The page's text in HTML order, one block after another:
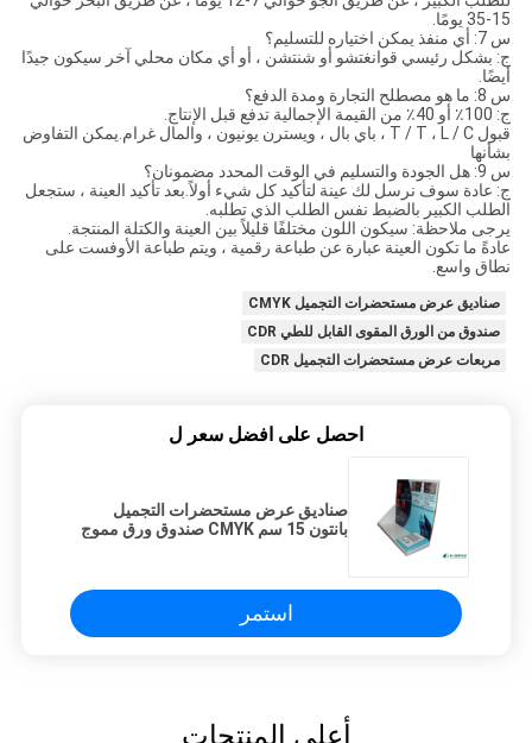
15-35 يومًا.
س 7: أي منفذ يمكن اختياره للتسليم؟
ج: بشكل رئيسي قوانغتشو أو شنتشن ، أو أي مكان محلي آخر سيكون جيدًا
أيضًا.
س 8: ما هو مصطلح التجارة ومدة الدفع؟
ج: 100٪ أو 40٪ من القيمة الإجمالية تدفع قبل الإنتاج.
قبول T / T ، L / C ، باي بال ، ويسترن يونيون ، والمال غرام.يمكن التفاوض
بشأنها
س 9: هل الجودة والتسليم في الوقت المحدد مضمونان؟
ج: عادة سوف نرسل لك عينة لتأكيد كل شيء أولاً.بعد تأكيد العينة ، ستجعل
الطلب الكبير بالضبط نفس الطلب الذي تطلبه.
يرجى ملاحظة: سيكون اللون مختلفًا قليلاً بين العينة والكتلة المنتجة.
عادةً ما تكون العينة عبارة عن طباعة رقمية ، ويتم طباعة الأوفست على
نطاق واسع.
صناديق عرض مستحضرات التجميل CMYK
صندوق من الورق المقوى القابل للطي CDR
مربعات عرض مستحضرات التجميل CDR
احصل على افضل سعر ل
صناديق عرض مستحضرات التجميل
بانتون 15 سم CMYK صندوق ورق مموج
استمر
أعلى المنتجات